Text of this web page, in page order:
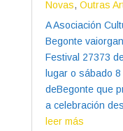
Novas, Outras
A Asociación
Begonte
Festival 27373
lugar o sábado
deBegonte que
a celebración
leer más